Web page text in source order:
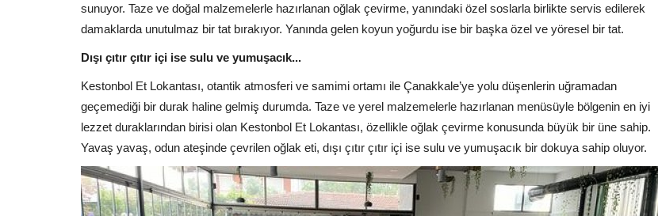
sunuyor. Taze ve doğal malzemelerle hazırlanan oğlak çevirme, yanındaki özel soslarla birlikte servis edilerek
damaklarda unutulmaz bir tat bırakıyor. Yanında gelen koyun yoğurdu ise bir başka özel ve yöresel bir tat.
Dışı çıtır çıtır içi ise sulu ve yumuşacık...
Kestonbol Et Lokantası, otantik atmosferi ve samimi ortamı ile Çanakkale’ye yolu düşenlerin uğramadan
geçemediği bir durak haline gelmiş durumda. Taze ve yerel malzemelerle hazırlanan menüsüyle bölgenin en iyi
lezzet duraklarından birisi olan Kestonbol Et Lokantası, özellikle oğlak çevirme konusunda büyük bir üne sahip.
Yavaş yavaş, odun ateşinde çevrilen oğlak eti, dışı çıtır çıtır içi ise sulu ve yumuşacık bir dokuya sahip oluyor.